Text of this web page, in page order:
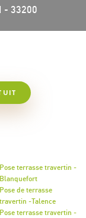
- 33200
Pose terrasse travertin -
Blanquefort
Pose de terrasse
travertin -Talence
Pose terrasse travertin -